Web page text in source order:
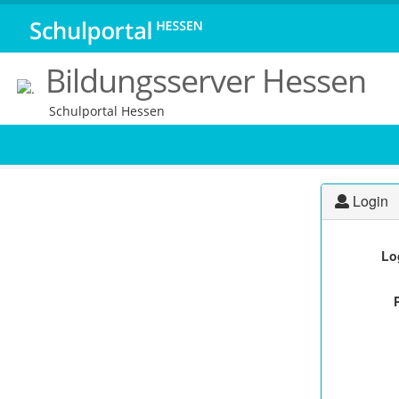
Bildungsserver Hessen
Schulportal Hessen
Login